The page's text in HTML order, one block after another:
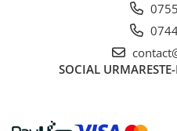
Board games
SOCIAL